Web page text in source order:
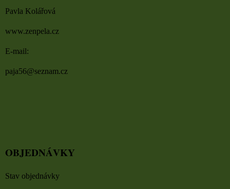
Pavla Kolářová
www.zenpela.cz
E-mail:
paja56@seznam.cz
OBJEDNÁVKY
Stav objednávky